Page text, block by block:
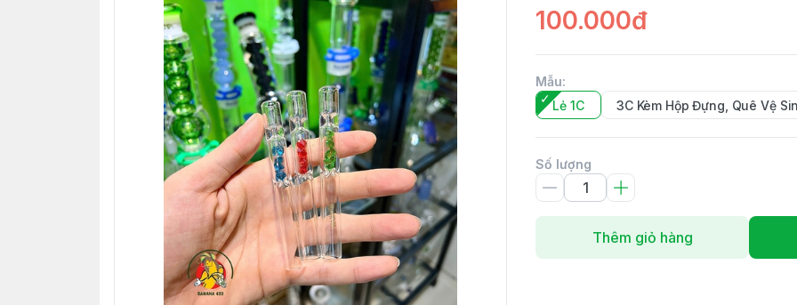
100.000đ
Mẫu:
Lẻ 1C
3C Kèm Hộp Đựng, Quê Vệ
Số lượng
Thêm giỏ hàng